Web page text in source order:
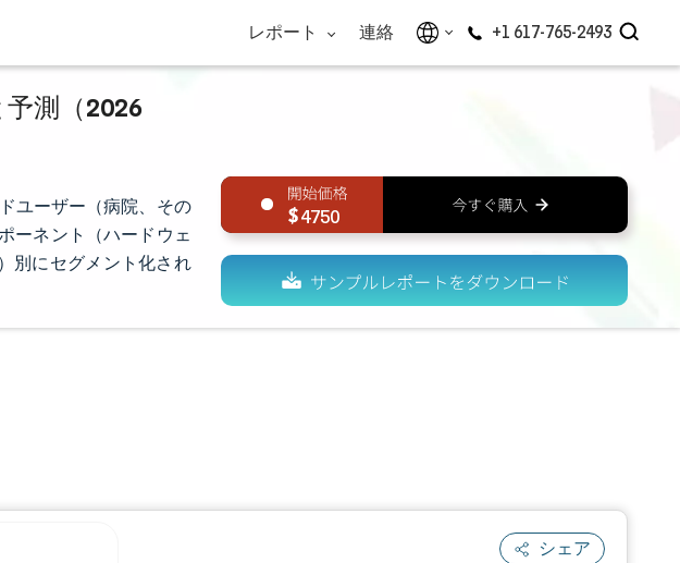
レポート 連絡 +1 617-765-2493
測（2026
ユーザー（病院、その
ーネント（ハードウェ
別にセグメント化され
4750
シェア